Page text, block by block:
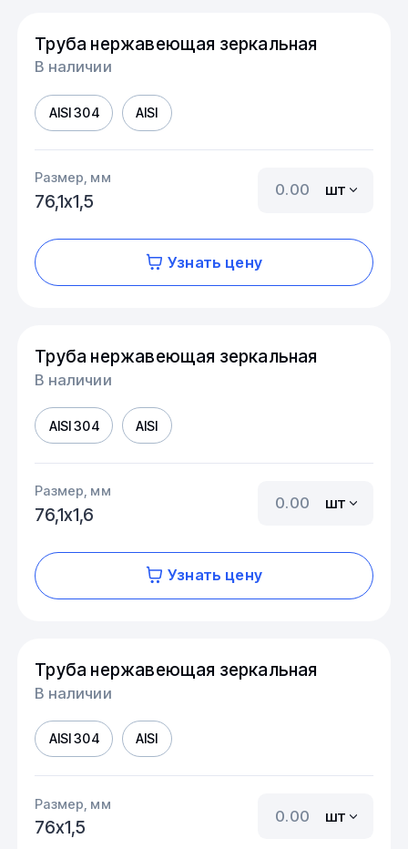
Труба нержавеющая зеркальная
В наличии
AISI 304 AISI
Размер, мм
76,1х1,5
шт
Узнать цену
Труба нержавеющая зеркальная
В наличии
AISI 304 AISI
Размер, мм
76,1х1,6
шт
Узнать цену
Труба нержавеющая зеркальная
В наличии
AISI 304 AISI
Размер, мм
76х1,5
шт